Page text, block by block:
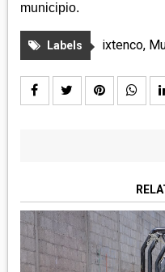
municipio.
Labels ixtenco,